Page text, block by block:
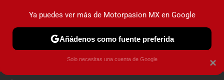
PRUEBAS INDUSTRIA HOY NO CIRCULA
×
Ya puedes ver más de Motorpasion MX en Google
Añádenos como fuente preferida
Solo necesitas una cuenta de Google